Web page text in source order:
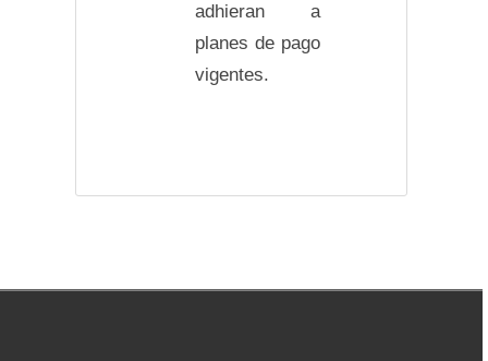
adhieran a
planes de pago
vigentes.